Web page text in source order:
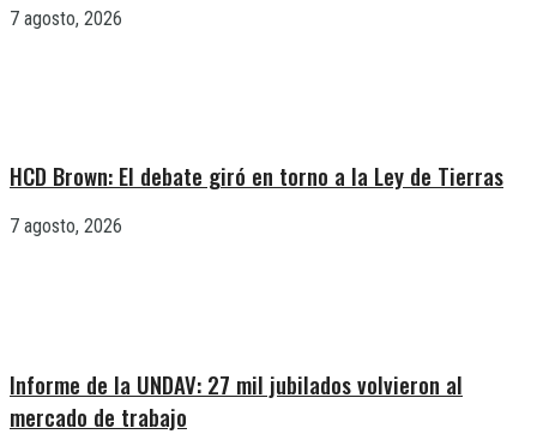
7 agosto, 2026
HCD Brown: El debate giró en torno a la Ley de Tierras
7 agosto, 2026
Informe de la UNDAV: 27 mil jubilados volvieron al
mercado de trabajo